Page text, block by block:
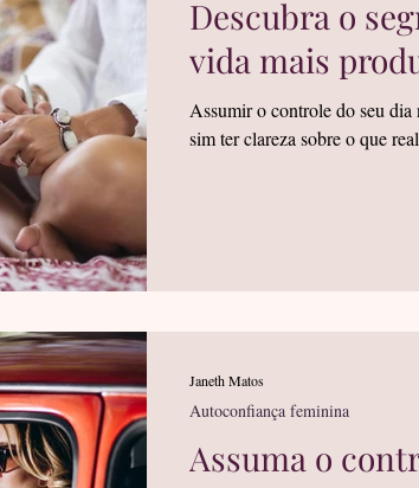
Descubra o
vida mais
Assumir o controle do seu dia
sim ter clareza sobre o que
Assuma o
Autoconfiança feminina
Janeth Matos